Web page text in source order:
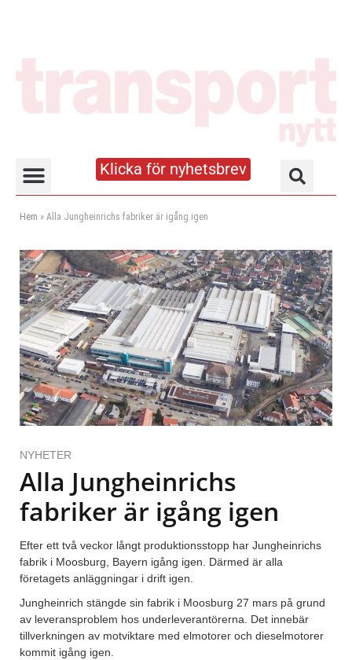
Klicka för nyhetsbrev
Hem » Alla Jungheinrichs fabriker är igång igen
NYHETER
Alla Jungheinrichs
fabriker är igång igen
Efter ett två veckor långt produktionsstopp har Jungheinrichs
fabrik i Moosburg, Bayern igång igen. Därmed är alla
företagets anläggningar i drift igen.
Jungheinrich stängde sin fabrik i Moosburg 27 mars på grund
av leveransproblem hos underleverantörerna. Det innebär
tillverkningen av motviktare med elmotorer och dieselmotorer
kommit igång igen.